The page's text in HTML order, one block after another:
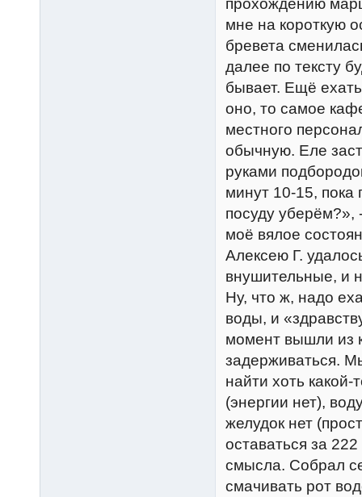
прохождению
мне на короткую
бревета
далее по тексту
бывает. Ещё
оно, то самое
местного
обычную. Еле
руками
минут 10-15, пока
посуду уберём?»,
моё вялое
Алексею Г.
внушительные, и
Ну, что ж, надо
воды, и
момент вышли из
задерживаться.
найти хоть
(энергии нет),
желудок нет
оставаться за
смысла. Собрал
смачивать рот